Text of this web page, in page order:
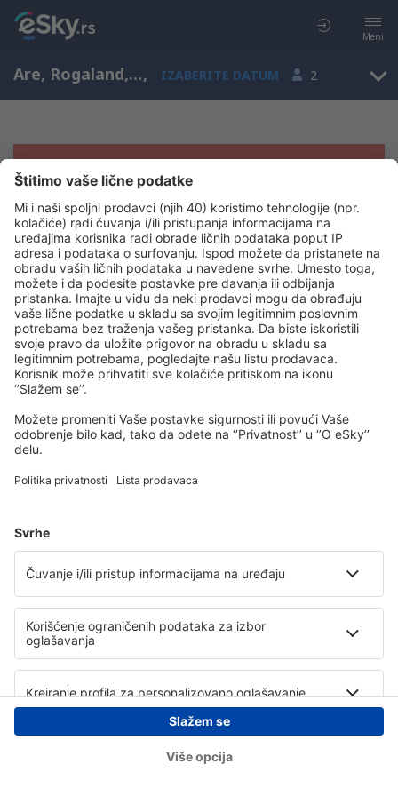
Meni
Are, Rogaland, Norveška, IZABERITE DATUM 2
Žao nam je, ne možemo da prikažemo
rezultate
Pokušajte još jednom kad izaberete druge kriterijume
Copyright © eSky.rs. Sva prava zadržana.